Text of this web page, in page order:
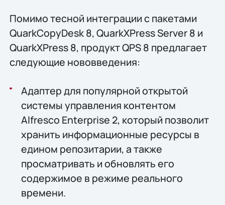
Помимо тесной интеграции с пакетами
QuarkCopyDesk 8, QuarkXPress Server 8 и
QuarkXPress 8, продукт QPS 8 предлагает
следующие нововведения:
Адаптер для популярной открытой
системы управления контентом
Alfresco Enterprise 2, который позволит
хранить информационные ресурсы в
едином репозитарии, а также
просматривать и обновлять его
содержимое в режиме реального
времени.